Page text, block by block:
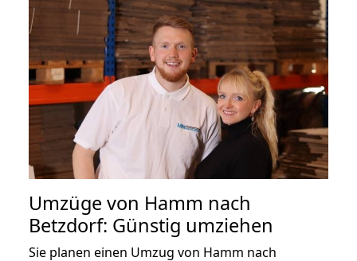
Umzüge von Hamm nach
Betzdorf: Günstig umziehen
Sie planen einen Umzug von Hamm nach